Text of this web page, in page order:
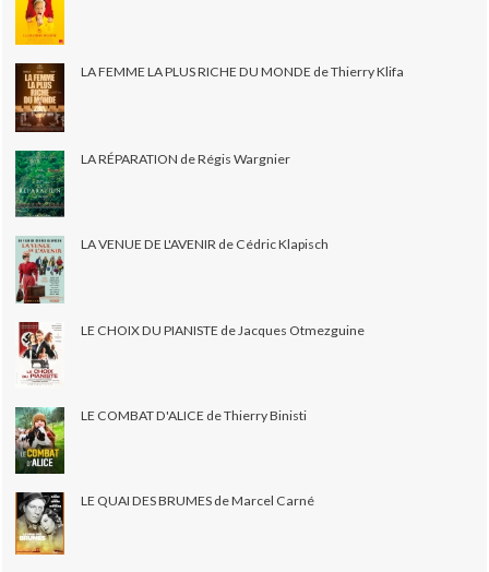
LA FEMME LA PLUS RICHE DU MONDE de Thierry Klifa
LA RÉPARATION de Régis Wargnier
LA VENUE DE L'AVENIR de Cédric Klapisch
LE CHOIX DU PIANISTE de Jacques Otmezguine
LE COMBAT D'ALICE de Thierry Binisti
LE QUAI DES BRUMES de Marcel Carné